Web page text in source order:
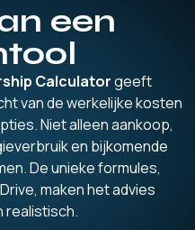
een
Calculatorgeeft
van de werkelijke kosten
Niet alleen aankoop,
en bijkomende
De unieke formules,
maken het advies
realistisch.